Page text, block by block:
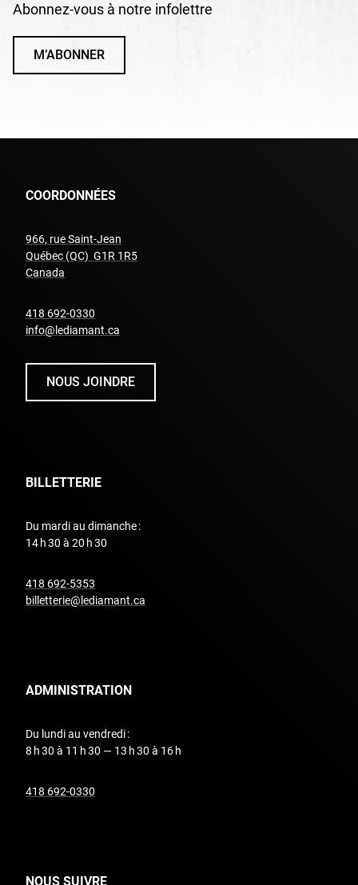
Abonnez-vous à notre infolettre
M’ABONNER
COORDONNÉES
966, rue Saint-Jean
Québec (QC) G1R 1R5
Canada
418 692-0330
info@lediamant.ca
NOUS JOINDRE
BILLETTERIE
Du mardi au dimanche :
14 h 30 à 20 h 30
418 692-5353
billetterie@lediamant.ca
ADMINISTRATION
Du lundi au vendredi :
8 h 30 à 11 h 30 — 13 h 30 à 16 h
418 692-0330
NOUS SUIVRE